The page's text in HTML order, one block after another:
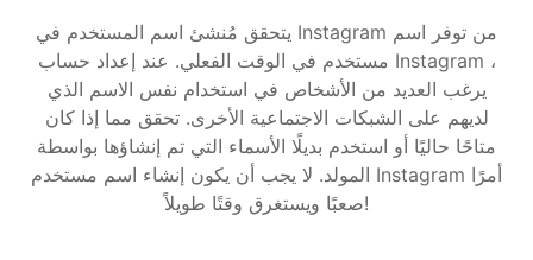
يتحقق مُنشئ اسم المستخدم في Instagram من توفر اسم
مستخدم في الوقت الفعلي. عند إعداد حساب Instagram ،
يرغب العديد من الأشخاص في استخدام نفس الاسم الذي
لديهم على الشبكات الاجتماعية الأخرى. تحقق مما إذا كان
متاحًا حاليًا أو استخدم بديلًا الأسماء التي تم إنشاؤها بواسطة
المولد. لا يجب أن يكون إنشاء اسم مستخدم Instagram أمرًا
صعبًا ويستغرق وقتًا طويلاً!